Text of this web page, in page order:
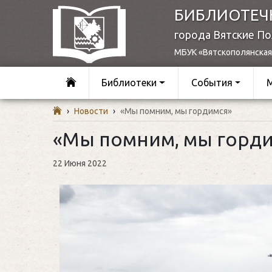
города Вятские
МБУК
Библиотеки События
› Новости › «Мы помним, мы гордимся»
«Мы помним, мы
22 Июня 2022